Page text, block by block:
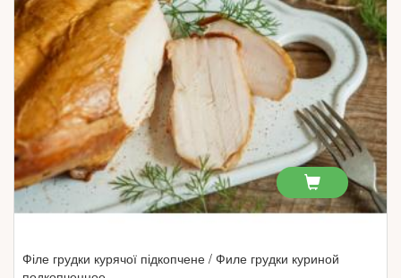
Філе грудки курячої підкопчене / Филе грудки куриной